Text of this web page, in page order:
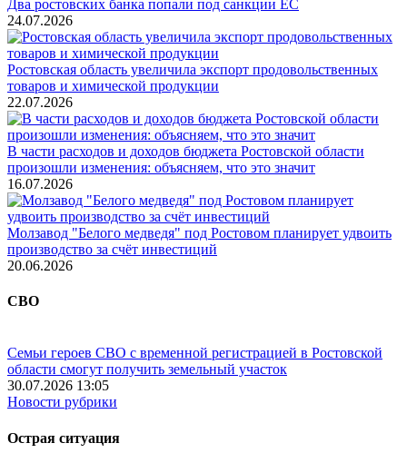
Два ростовских банка попали под санкции ЕС
24.07.2026
Ростовская область увеличила экспорт продовольственных
товаров и химической продукции
22.07.2026
В части расходов и доходов бюджета Ростовской области
произошли изменения: объясняем, что это значит
16.07.2026
Молзавод "Белого медведя" под Ростовом планирует удвоить
производство за счёт инвестиций
20.06.2026
СВО
Семьи героев СВО с временной регистрацией в Ростовской
области смогут получить земельный участок
30.07.2026 13:05
Новости рубрики
Острая ситуация